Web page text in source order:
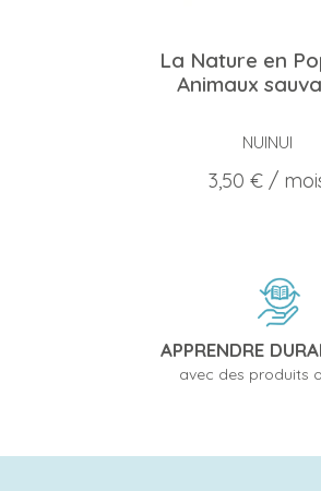
La Nature en
Animaux
NUINUI
Prix
3,50 €/
APPRENDRE
avec des produits